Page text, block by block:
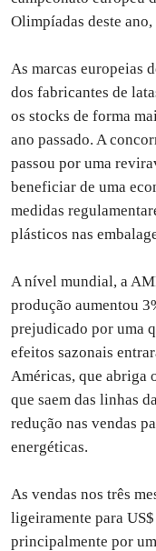
Olimpíadas deste ano,
As marcas europeias
dos fabricantes de
os stocks de forma
ano passado. A
passou por uma
beneficiar de uma
medidas
plásticos nas
A nível mundial, a
produção aumentou
prejudicado por uma
efeitos sazonais
Américas, que abriga
que saem das linhas
redução nas vendas
energéticas.
As vendas nos três
ligeiramente para
principalmente por